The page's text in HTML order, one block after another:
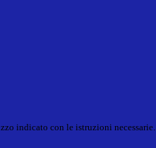
indicato con le istruzioni necessarie.